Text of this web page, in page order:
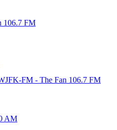
106.7 FM
FM - The Fan 106.7 FM
AM